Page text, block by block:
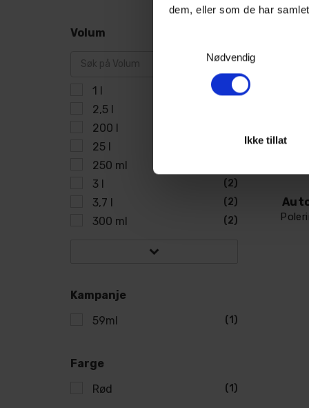
dem, eller som de har
Nødvendig
Ikke tillat
Volum
1 l (37)
2,5 l
200 l
25 l
250 ml
3 l (2)
3,7 l (2)
300 ml (2)
Kampanje
59ml
(1)
Farge
Rød
(1)